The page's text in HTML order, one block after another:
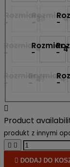
Rozmiar39
Rozmiar
-
Rozmiar43
Rozmiar
- -
Rozmiar 47
Rozmiar
-

Product
produkt z innymi
 
 DODAJ DO